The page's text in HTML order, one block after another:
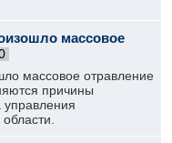
массовое
массовое отравление
причины